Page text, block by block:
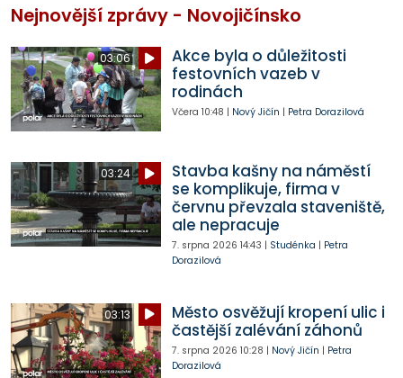
Nejnovější zprávy - Novojičínsko
03:06
Akce byla o důležitosti
festovních vazeb v
rodinách
Včera 10:48 | Nový Jičín | Petra Dorazilová
03:24
Stavba kašny na náměstí
se komplikuje, firma v
červnu převzala staveniště,
ale nepracuje
7. srpna 2026 14:43 | Studénka | Petra
Dorazilová
03:13
Město osvěžují kropení ulic i
častější zalévání záhonů
7. srpna 2026 10:28 | Nový Jičín | Petra
Dorazilová